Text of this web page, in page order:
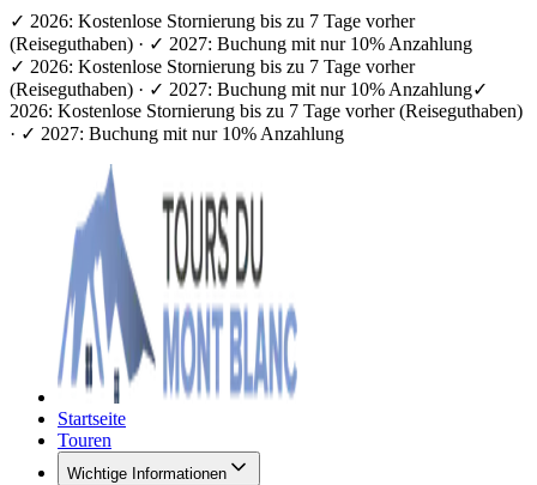
✓ 2026: Kostenlose Stornierung bis zu 7 Tage vorher
(Reiseguthaben) · ✓ 2027: Buchung mit nur 10% Anzahlung
✓ 2026: Kostenlose Stornierung bis zu 7 Tage vorher
(Reiseguthaben) · ✓ 2027: Buchung mit nur 10% Anzahlung✓
2026: Kostenlose Stornierung bis zu 7 Tage vorher (Reiseguthaben)
· ✓ 2027: Buchung mit nur 10% Anzahlung
Startseite
Touren
Wichtige Informationen